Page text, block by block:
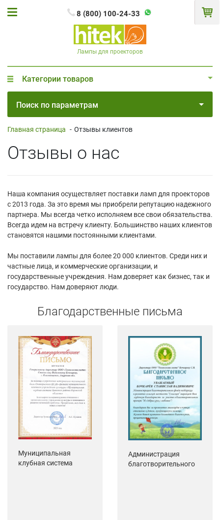
8 (800) 100-24-33
Лампы для проекторов
Категории товаров
Поиск по параметрам
Главная страница - Отзывы клиентов
Отзывы о нас
Наша компания осуществляет поставки ламп для проекторов
с 2013 года. За это время мы приобрели репутацию надежного
партнера. Мы всегда четко исполняем все свои обязательства.
Всегда идем на встречу клиенту. Большинство наших клиентов
становятся нашими постоянными клиентами.
Мы поставили лампы для более 20 000 клиентов. Среди них и
частные лица, и коммерческие организации, и
государственные учреждения. Нам доверяет как бизнес, так и
государство. Нам доверяют люди.
Благодарственные письма
Муниципальная
клубная система
Администрация
благотворительного